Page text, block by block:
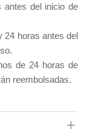
antes del inicio de
24 horas antes del
de 24 horas de
reembolsadas.